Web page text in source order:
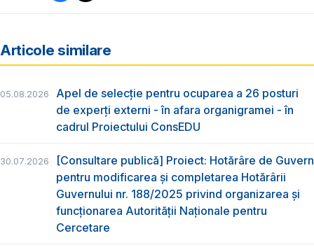
Articole similare
05.08.2026
Apel de selecție pentru ocuparea a 26 posturi
de experți externi - în afara organigramei - în
cadrul Proiectului ConsEDU
30.07.2026
[Consultare publică] Proiect: Hotărâre de Guvern
pentru modificarea și completarea Hotărârii
Guvernului nr. 188/2025 privind organizarea şi
funcţionarea Autorităţii Naţionale pentru
Cercetare